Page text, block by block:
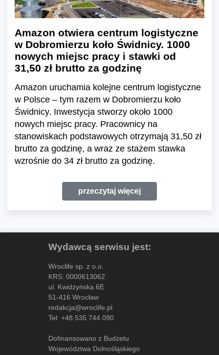
Amazon otwiera centrum logistyczne
w Dobromierzu koło Świdnicy. 1000
nowych miejsc pracy i stawki od
31,50 zł brutto za godzinę
Amazon uruchamia kolejne centrum logistyczne
w Polsce – tym razem w Dobromierzu koło
Świdnicy. Inwestycja stworzy około 1000
nowych miejsc pracy. Pracownicy na
stanowiskach podstawowych otrzymają 31,50 zł
brutto za godzinę, a wraz ze stażem stawka
wzrośnie do 34 zł brutto za godzinę.
przeczytaj więcej
Wydawcą serwisu jest:
Wroclife sp. z o.o.
KRS: 0000613062
ul. Kwidzyńska 6E
51-416 Wrocław
redakcja@wroclife.pl
Tel: +48 535 744 090
Dofinansowano z Budżetu
Województwa Dolnośląskiego